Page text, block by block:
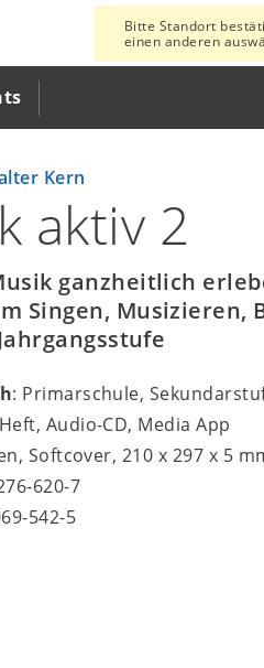
Bitte Standort
einen anderen
Kern
aktiv 2
ganzheitlich
Singen,
: Primarschule,
Heft, Audio-CD, Media App
Softcover, 210 x 297 x 5
620-7
542-5